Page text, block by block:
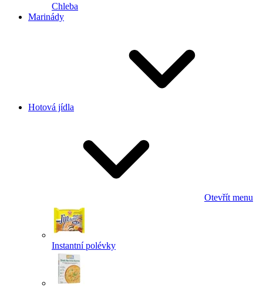
Chleba
Marinády
Hotová jídla
Otevřít menu
Instantní polévky